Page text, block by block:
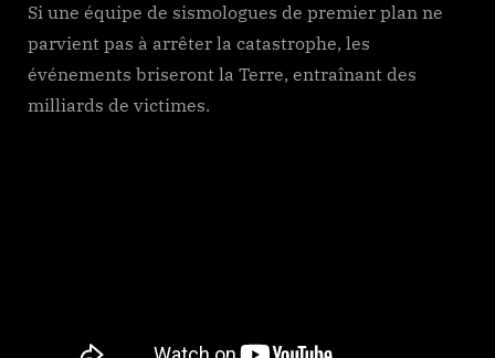
Si une équipe de sismologues de premier plan ne
parvient pas à arrêter la catastrophe, les
événements briseront la Terre, entraînant des
milliards de victimes.